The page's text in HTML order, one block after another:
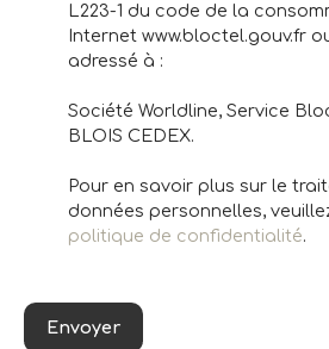
L223-1 du code de la
Internet www.bloctel.gouv.fr
adressé à :
Société Worldline, Service
BLOIS CEDEX.
Pour en savoir plus sur le
données personnelles,
politique de confidentialité.
Envoyer